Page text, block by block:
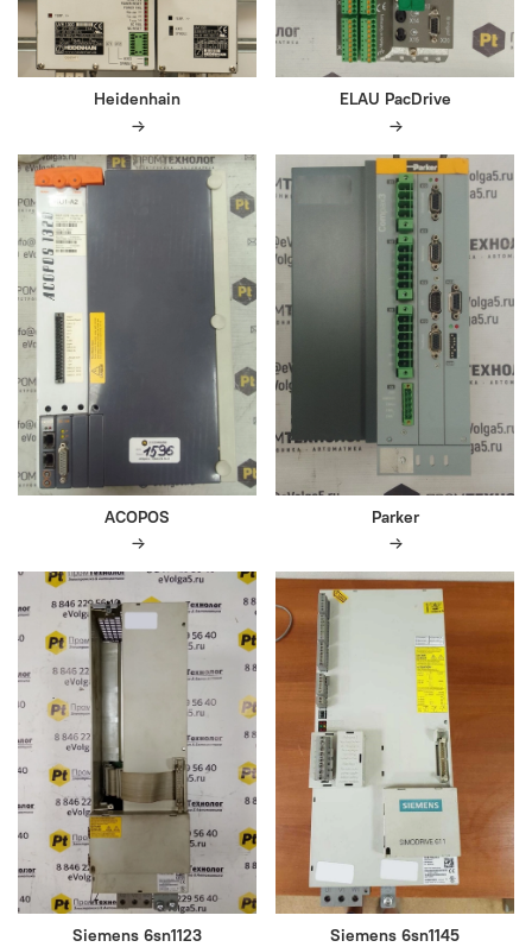
Heidenhain ELAU PacDrive
ACOPOS Parker
Siemens 6sn1123 Siemens 6sn1145